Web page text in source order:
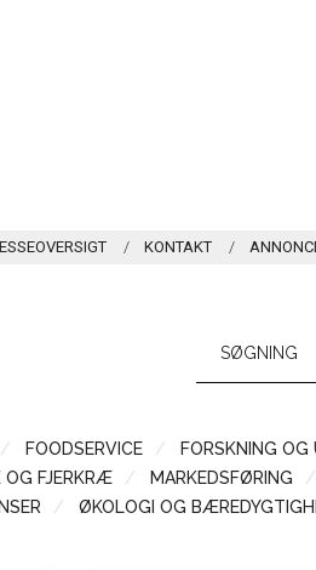
KONTAKT
FOODSERVICE
FORSKNING OG
OG FJERKRÆ MARKEDSFØRING
ØKOLOGI OG